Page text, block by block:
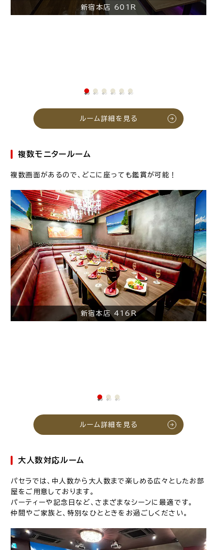
新宿本店 601R
ルーム詳細を見る
複数モニタールーム
複数画面があるので、どこに座っても鑑賞が可能！
新宿本店 416R
ルーム詳細を見る
大人数対応ルーム
パセラでは、中人数から大人数まで楽しめる広々としたお部
屋をご用意しております。
パーティーや記念日など、さまざまなシーンに最適です。
仲間やご家族と、特別なひとときをお過ごしください。